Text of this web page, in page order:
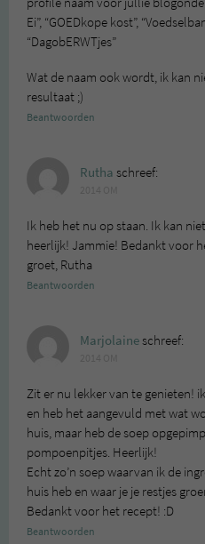
Ei”, “GOEDkope kost”,
“DagobERWTjes”
Wat de naam ook wordt, ik kan
resultaat ;)
Beantwoorden
Rutha schreef:
Ik heb het nu op staan. Ik kan
heerlijk! Jammie! Bedankt voor
groet, Rutha
Beantwoorden
Marjolaineschreef:
Zit er nu lekker van te genieten!
en heb het aangevuld met wat
huis, maar heb de soep
pompoenpitjes. Heerlijk!
Echt zo’n soep waarvan ik de
huis heb en waar je je restjes
Bedankt voor het recept! :D
Beantwoorden